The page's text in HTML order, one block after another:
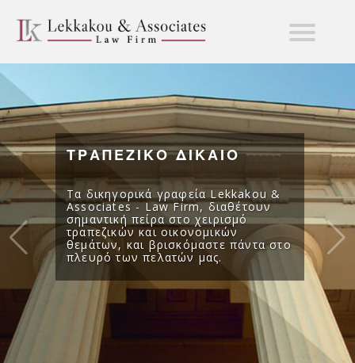
ΤΡΑΠΕΖΙΚΟ ΔΙΚΑΙΟ
Τα δικηγορικά γραφεία Lekkakou &
Associates - Law Firm, διαθέτουν
σημαντική πείρα στο χειρισμό
τραπεζικών και οικονομικών
θεμάτων, και βρισκόμαστε πάντα στο
πλευρό των πελατών μας.